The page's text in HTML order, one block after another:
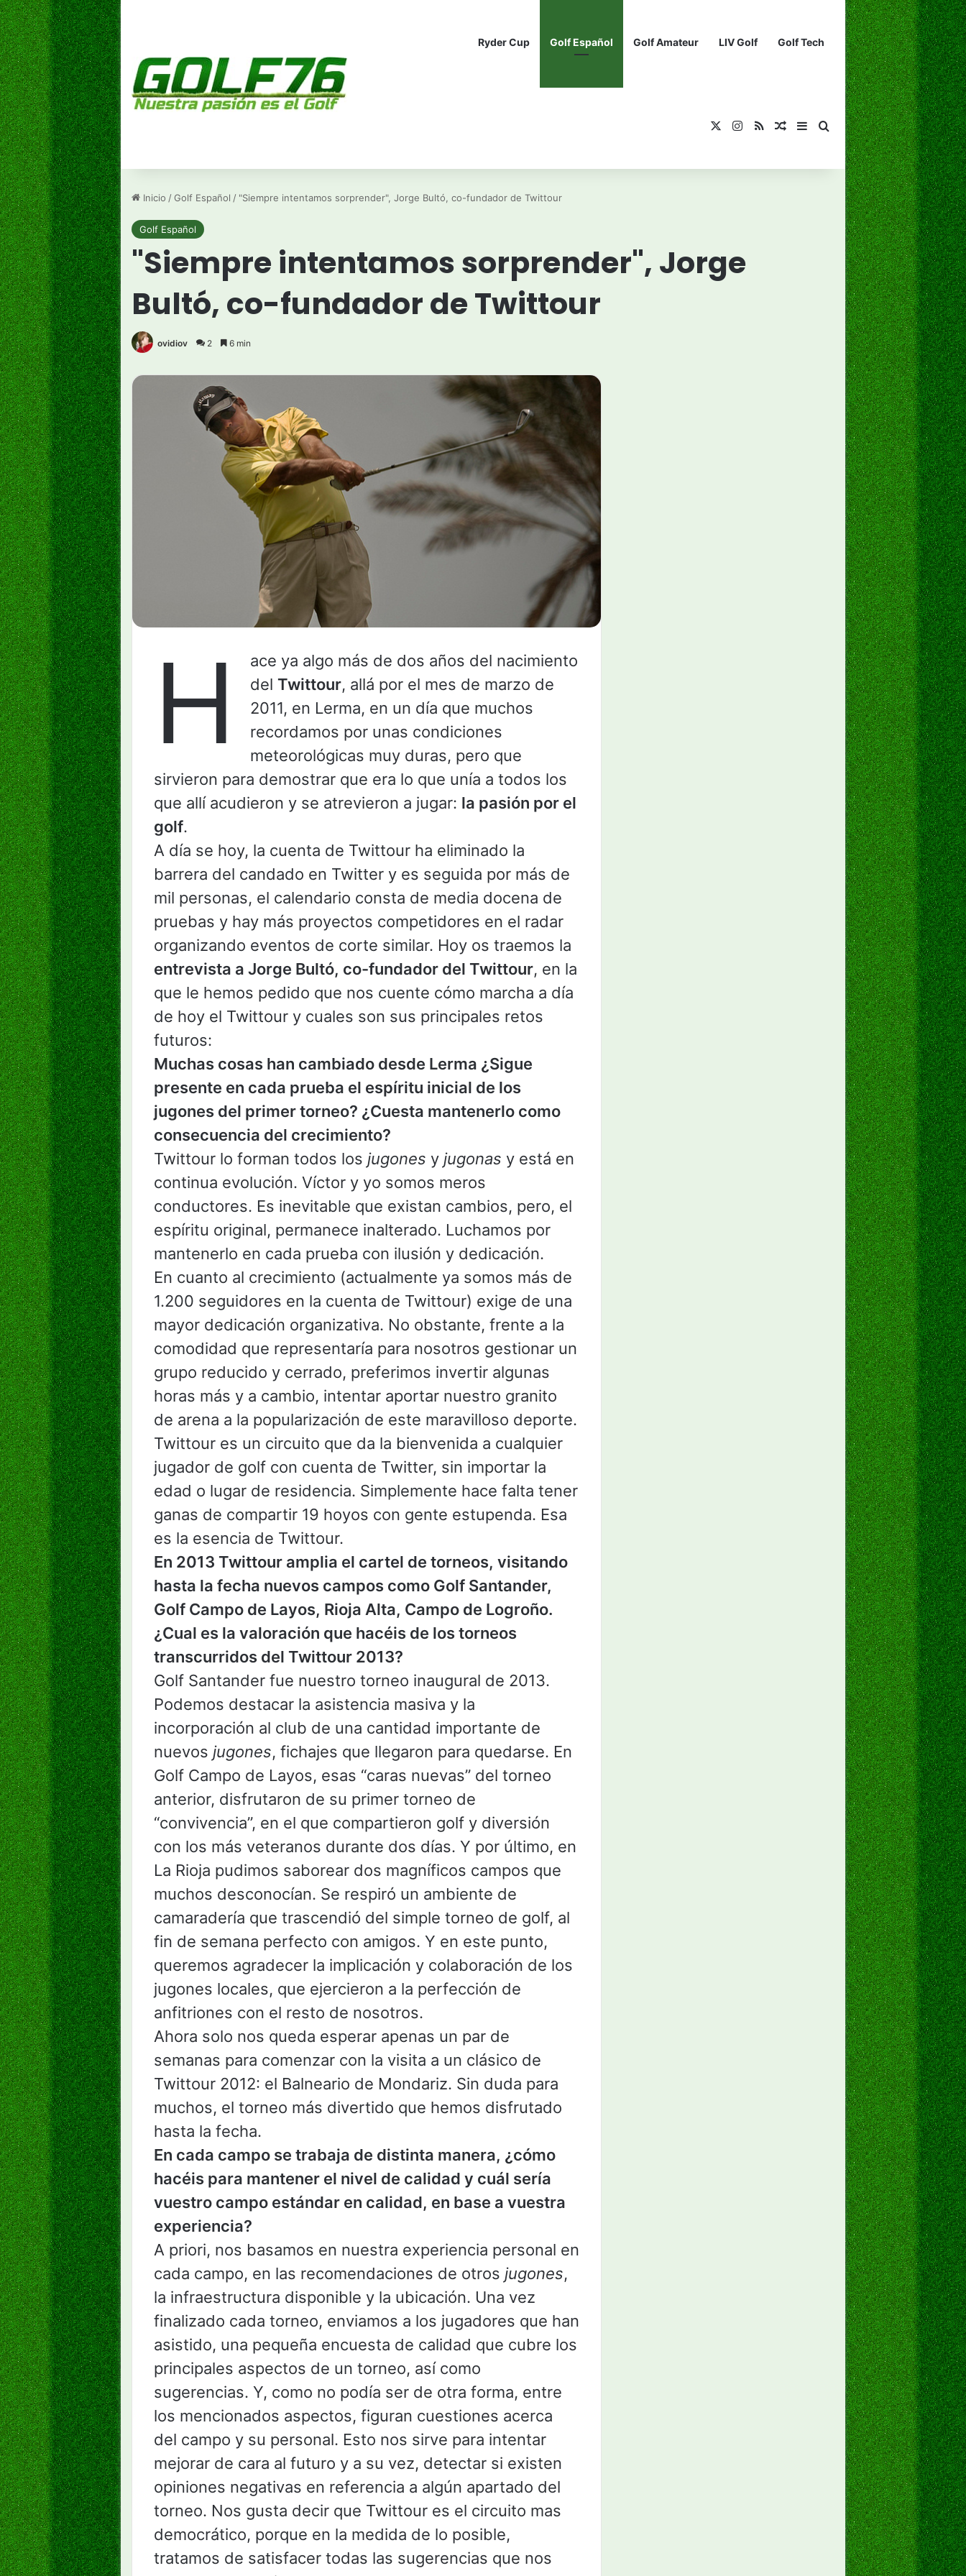
Ryder Cup Golf Español Golf Amateur LIV Golf Golf Tech
Instagram
RSS ¡Muéstrame un artículo
Barra lateral
Buscar...
Inicio /Golf Español / "Siempre intentamos sorprender", Jorge Bultó, co-fundador de Twittour
Golf Español
"Siempre intentamos sorprender", Jorge
Bultó, co-fundador de Twittour
ovidiov 2 6 min
H
ace ya algo más de dos años del nacimiento
del Twittour, allá por el mes de marzo de
2011, en Lerma, en un día que muchos
recordamos por unas condiciones
meteorológicas muy duras, pero que
sirvieron para demostrar que era lo que unía a todos los
que allí acudieron y se atrevieron a jugar: la pasión por el
golf.
A día se hoy, la cuenta de Twittour ha eliminado la
barrera del candado en Twitter y es seguida por más de
mil personas, el calendario consta de media docena de
pruebas y hay más proyectos competidores en el radar
organizando eventos de corte similar. Hoy os traemos la
entrevista a Jorge Bultó, co-fundador del Twittour, en la
que le hemos pedido que nos cuente cómo marcha a día
de hoy el Twittour y cuales son sus principales retos
futuros:
Muchas cosas han cambiado desde Lerma ¿Sigue
presente en cada prueba el espíritu inicial de los
jugones del primer torneo? ¿Cuesta mantenerlo como
consecuencia del crecimiento?
Twittour lo forman todos los jugones y jugonas y está en
continua evolución. Víctor y yo somos meros
conductores. Es inevitable que existan cambios, pero, el
espíritu original, permanece inalterado. Luchamos por
mantenerlo en cada prueba con ilusión y dedicación.
En cuanto al crecimiento (actualmente ya somos más de
1.200 seguidores en la cuenta de Twittour) exige de una
mayor dedicación organizativa. No obstante, frente a la
comodidad que representaría para nosotros gestionar un
grupo reducido y cerrado, preferimos invertir algunas
horas más y a cambio, intentar aportar nuestro granito
de arena a la popularización de este maravilloso deporte.
Twittour es un circuito que da la bienvenida a cualquier
jugador de golf con cuenta de Twitter, sin importar la
edad o lugar de residencia. Simplemente hace falta tener
ganas de compartir 19 hoyos con gente estupenda. Esa
es la esencia de Twittour.
En 2013 Twittour amplia el cartel de torneos, visitando
hasta la fecha nuevos campos como Golf Santander,
Golf Campo de Layos, Rioja Alta, Campo de Logroño.
¿Cual es la valoración que hacéis de los torneos
transcurridos del Twittour 2013?
Golf Santander fue nuestro torneo inaugural de 2013.
Podemos destacar la asistencia masiva y la
incorporación al club de una cantidad importante de
nuevos jugones, fichajes que llegaron para quedarse. En
Golf Campo de Layos, esas “caras nuevas” del torneo
anterior, disfrutaron de su primer torneo de
“convivencia”, en el que compartieron golf y diversión
con los más veteranos durante dos días. Y por último, en
La Rioja pudimos saborear dos magníficos campos que
muchos desconocían. Se respiró un ambiente de
camaradería que trascendió del simple torneo de golf, al
fin de semana perfecto con amigos. Y en este punto,
queremos agradecer la implicación y colaboración de los
jugones locales, que ejercieron a la perfección de
anfitriones con el resto de nosotros.
Ahora solo nos queda esperar apenas un par de
semanas para comenzar con la visita a un clásico de
Twittour 2012: el Balneario de Mondariz. Sin duda para
muchos, el torneo más divertido que hemos disfrutado
hasta la fecha.
En cada campo se trabaja de distinta manera, ¿cómo
hacéis para mantener el nivel de calidad y cuál sería
vuestro campo estándar en calidad, en base a vuestra
experiencia?
A priori, nos basamos en nuestra experiencia personal en
cada campo, en las recomendaciones de otros jugones,
la infraestructura disponible y la ubicación. Una vez
finalizado cada torneo, enviamos a los jugadores que han
asistido, una pequeña encuesta de calidad que cubre los
principales aspectos de un torneo, así como
sugerencias. Y, como no podía ser de otra forma, entre
los mencionados aspectos, figuran cuestiones acerca
del campo y su personal. Esto nos sirve para intentar
mejorar de cara al futuro y a su vez, detectar si existen
opiniones negativas en referencia a algún apartado del
torneo. Nos gusta decir que Twittour es el circuito mas
democrático, porque en la medida de lo posible,
tratamos de satisfacer todas las sugerencias que nos